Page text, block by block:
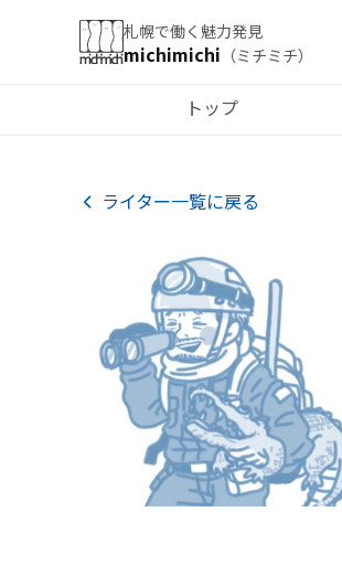
札幌で働く魅力発見
michimichi （ミチミチ）
トップ
ライター一覧に戻る